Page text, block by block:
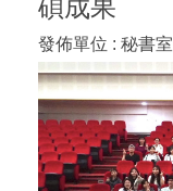
碩成果
發佈單位 : 秘書室